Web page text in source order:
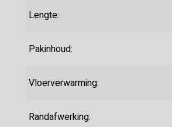
Lengte:
Pakinhoud:
Vloerverwarming:
Randafwerking: